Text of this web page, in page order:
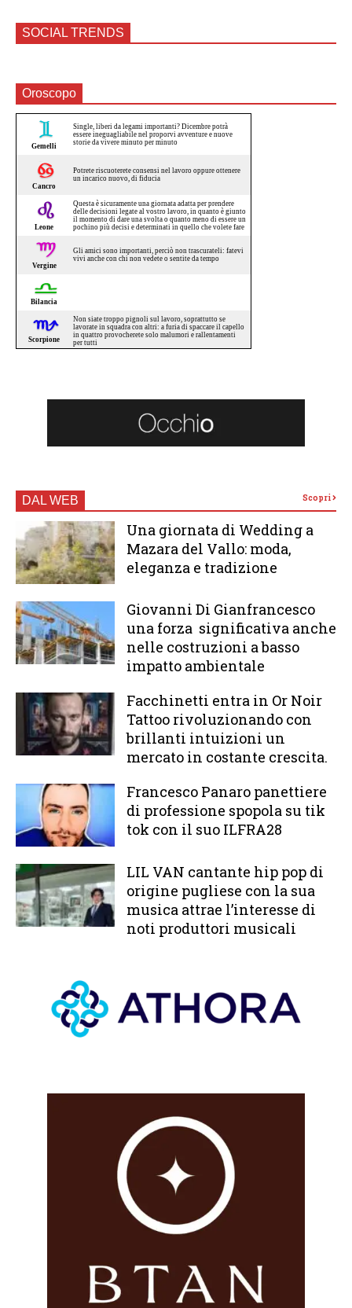
SOCIAL TRENDS
Oroscopo
DAL WEB Scopri
Una giornata di Wedding a
Mazara del Vallo: moda,
eleganza e tradizione
Giovanni Di Gianfrancesco
una forza significativa anche
nelle costruzioni a basso
impatto ambientale
Facchinetti entra in Or Noir
Tattoo rivoluzionando con
brillanti intuizioni un
mercato in costante crescita.
Francesco Panaro panettiere
di professione spopola su tik
tok con il suo ILFRA28
LIL VAN cantante hip pop di
origine pugliese con la sua
musica attrae l’interesse di
noti produttori musicali